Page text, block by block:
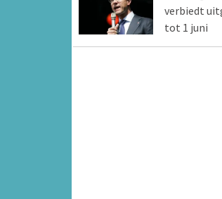
verbiedt
tot 1 juni